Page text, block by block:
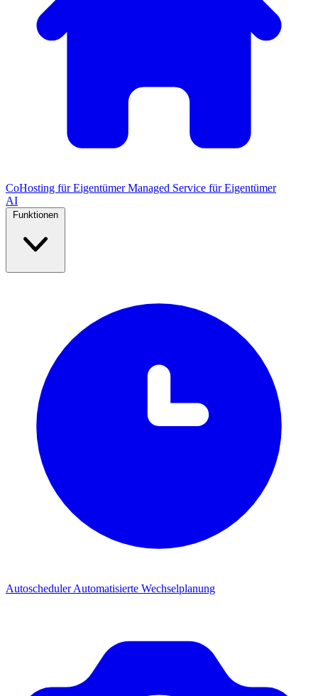
CoHosting für EigentümerManaged Service für Eigentümer
AI
AutoschedulerAutomatisierte Wechselplanung